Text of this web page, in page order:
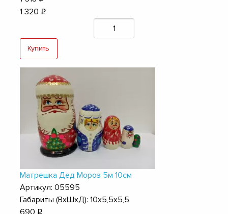
1 320 q
Купить
Матрешка Дед Мороз 5м 10см
Артикул: 05595
Габариты (ВхШхД): 10х5,5х5,5
690 q